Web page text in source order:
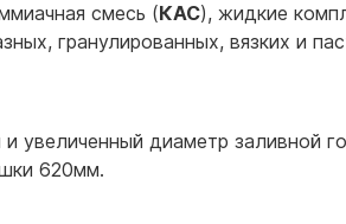
смесь (КАС), жидкие
гранулированных, вязких и
диаметр заливной
620мм.